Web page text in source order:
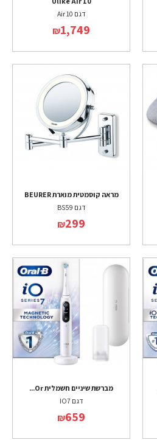
דגם Air 10
₪1,749
מראה קוסמטית מוארת BEURER
דגם BS59
₪299
מברשת שיניים חשמלית Or...
דגם IO7
₪659